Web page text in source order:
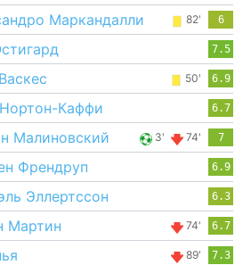
Маркандалли 82' 6
7.5
50' 6.9
Каффи 6.7
Малиновский 3' 74' 7
Френдруп 6.9
Эллертссон 6.3
Мартин 74' 6.7
89' 7.3